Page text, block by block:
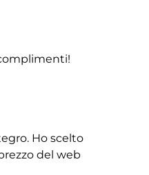
Ho scelto
del web